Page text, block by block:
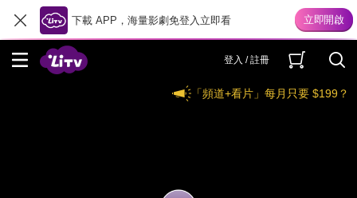
下載 APP，海量影劇免登入立即看
登入 / 註冊
「頻道+看片」每月只要 $199？